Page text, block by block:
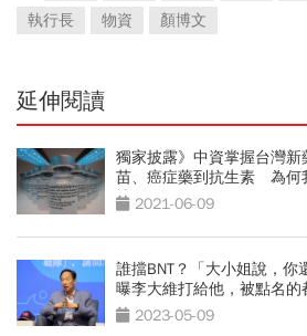
執行長
物資 顏博文
延伸閱讀
獨家披露》中資掌握台灣新
苗、癌症藥到抗生素 為何
地網？
2021-06-09
誰擋BNT？「大小姐說，
曝李大維打給他，被點名的
2023-05-09